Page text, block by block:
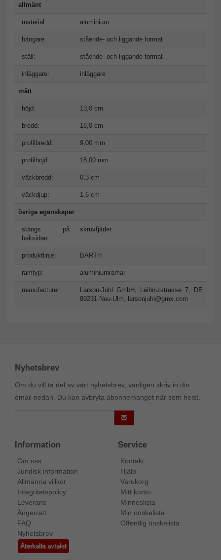
allmänt
material: aluminium
hängare: stående- och liggande format
ställ: stående- och liggande format
inläggare: inläggare
mått
höjd: 13,0 cm
bredd: 18,0 cm
profilbredd: 9,00 mm
profilhöjd: 18,00 mm
väckbredd: 0,3 cm
väckdjup: 1,6 cm
övriga egenskaper
stängs på
baksidan:
skruvfjäder
produktlinje: BARTH
ramtyp: aluminiumramar
manufacturer:
Larson-Juhl GmbH, Leibnizstrasse 7, DE
89231 Neu-Ulm, larsonjuhl@gmx.com
Nyhetsbrev
Om du vill ta del av vårt nyhetsbrev, vänligen skriv in din
email nedan. Du kan avbryta abonnemanget när som helst.
Information
Om oss
Juridisk information
Allmänna villkor
Integritetspolicy
Leverans
Ångerrätt
FAQ
Nyhetsbrev
Återkalla avtalet
Service
Kontakt
Hjälp
Varukorg
Mitt konto
Minneslista
Min önskelista
Offentlig önskelista